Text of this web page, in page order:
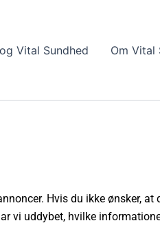
Vital Sundhed Om Vital
Hvis du ikke ønsker, at
vi uddybet, hvilke